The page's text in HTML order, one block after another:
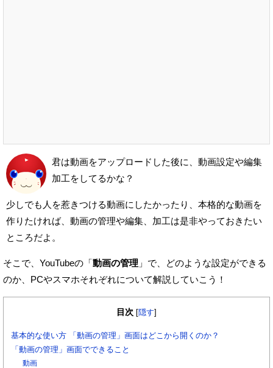
君は動画をアップロードした後に、動画設定や編集
加工をしてるかな？
少しでも人を惹きつける動画にしたかったり、本格的な動画を
作りたければ、動画の管理や編集、加工は是非やっておきたい
ところだよ。
そこで、YouTubeの「動画の管理 」で、どのような設定ができる
のか、 PCやスマホそれぞれについて解説していこう！
目次 [隠す]
基本的な使い方 「動画の管理」画面はどこから開くのか？
「動画の管理」画面でできること
動画